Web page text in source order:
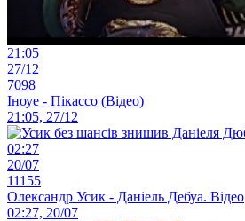
21:05
27/12
7098
Іноуе - Пікассо (Відео)
21:05, 27/12
02:27
20/07
11155
Олександр Усик - Даніель Дебуа. Відео
02:27, 20/07